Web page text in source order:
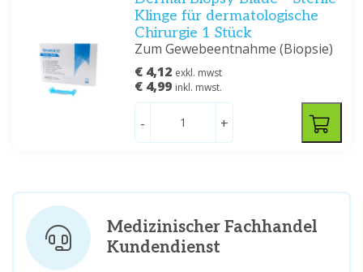
Klinge für dermatologische
Chirurgie 1 Stück
Zum Gewebeentnahme (Biopsie)
€ 4,12 exkl. mwst
€ 4,99 inkl. mwst.
- +
Medizinischer Fachhandel
Kundendienst